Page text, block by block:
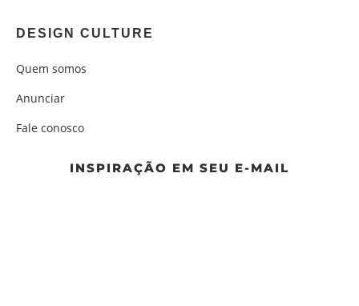
DESIGN CULTURE
Quem somos
Anunciar
Fale conosco
INSPIRAÇÃO EM SEU E-MAIL